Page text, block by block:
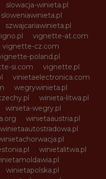
slowacja-winieta.pl
sloweniawinieta.pl
szwajcariawinieta.pl
vignette-at.com
vignette-cz.com
poland.pl
si.com
vignette.pl
vinietaelectronica.com
wegrywinieta.pl
winieta-litwa.pl
winieta-wegry.pl
winietaaustria.pl
winietaautostradowa.pl
winietalitwa.pl
winietapolska.pl